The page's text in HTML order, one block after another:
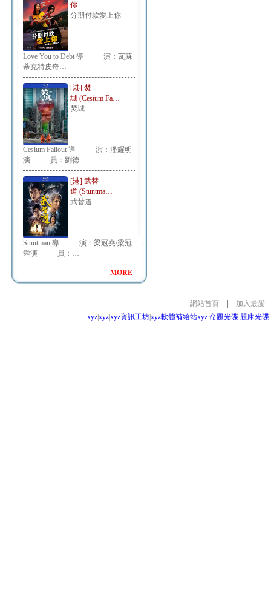
你 …
分期付款愛上你
Love You to Debt 導 演：瓦蘇
蒂克特皮奇…
[港] 焚
城 (Cesium Fa…
焚城
Cesium Fallout 導 演：潘耀明
演 員：劉德…
[港] 武替
道 (Stuntma…
武替道
Stuntman 導 演：梁冠堯/梁冠
舜演 員：…
MORE
網站首頁
加入最愛
xyzxyzxyz資訊工坊xyz軟體補給站xyz 命題光碟 題庫光碟